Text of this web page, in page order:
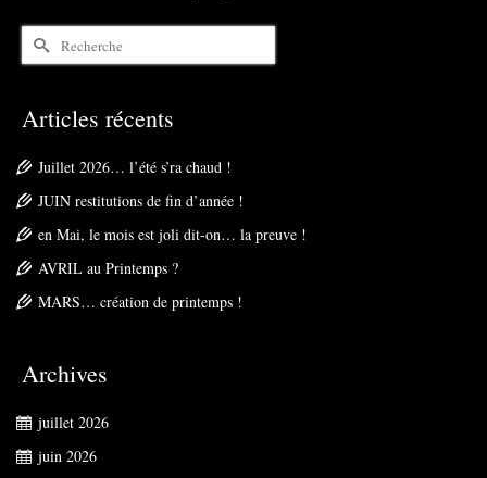
Rechercher :
Articles récents
Juillet 2026… l’été s’ra chaud !
JUIN restitutions de fin d’année !
en Mai, le mois est joli dit-on… la preuve !
AVRIL au Printemps ?
MARS… création de printemps !
Archives
juillet 2026
juin 2026